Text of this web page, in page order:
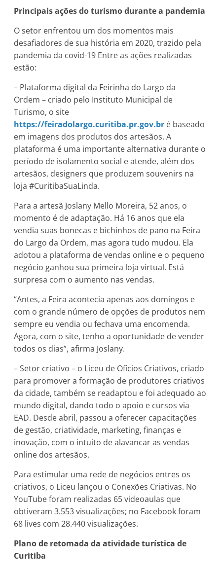
Principais ações do turismo durante a pandemia
O setor enfrentou um dos momentos mais
desafiadores de sua história em 2020, trazido pela
pandemia da covid-19 Entre as ações realizadas
estão:
– Plataforma digital da Feirinha do Largo da
Ordem – criado pelo Instituto Municipal de
Turismo, o site
https://feiradolargo.curitiba.pr.gov.br é baseado
em imagens dos produtos dos artesãos. A
plataforma é uma importante alternativa durante o
período de isolamento social e atende, além dos
artesãos, designers que produzem souvenirs na
loja #CuritibaSuaLinda.
Para a artesã Joslany Mello Moreira, 52 anos, o
momento é de adaptação. Há 16 anos que ela
vendia suas bonecas e bichinhos de pano na Feira
do Largo da Ordem, mas agora tudo mudou. Ela
adotou a plataforma de vendas online e o pequeno
negócio ganhou sua primeira loja virtual. Está
surpresa com o aumento nas vendas.
“Antes, a Feira acontecia apenas aos domingos e
com o grande número de opções de produtos nem
sempre eu vendia ou fechava uma encomenda.
Agora, com o site, tenho a oportunidade de vender
todos os dias”, afirma Joslany.
– Setor criativo – o Liceu de Ofícios Criativos, criado
para promover a formação de produtores criativos
da cidade, também se readaptou e foi adequado ao
mundo digital, dando todo o apoio e cursos via
EAD. Desde abril, passou a oferecer capacitações
de gestão, criatividade, marketing, finanças e
inovação, com o intuito de alavancar as vendas
online dos artesãos.
Para estimular uma rede de negócios entres os
criativos, o Liceu lançou o Conexões Criativas. No
YouTube foram realizadas 65 videoaulas que
obtiveram 3.553 visualizações; no Facebook foram
68 lives com 28.440 visualizações.
Plano de retomada da atividade turística de
Curitiba